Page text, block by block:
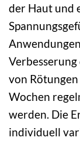
der Haut und
von
Wochen
werden. Die
individuell